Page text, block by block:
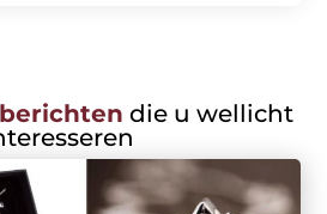
die u wellicht